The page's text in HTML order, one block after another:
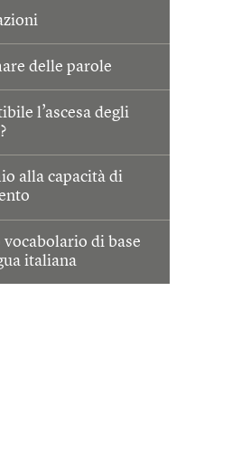
delle parole
l’ascesa degli
alla capacità di
di base
italiana